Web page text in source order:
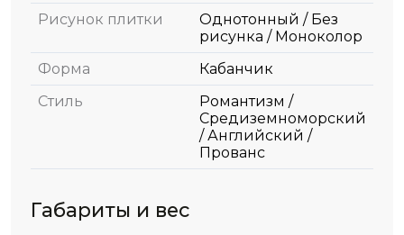
Рисунок плитки
Однотонный / Без
рисунка / Моноколор
Форма
Кабанчик
Стиль
Романтизм /
Средиземноморский
/ Английский /
Прованс
Габариты и вес